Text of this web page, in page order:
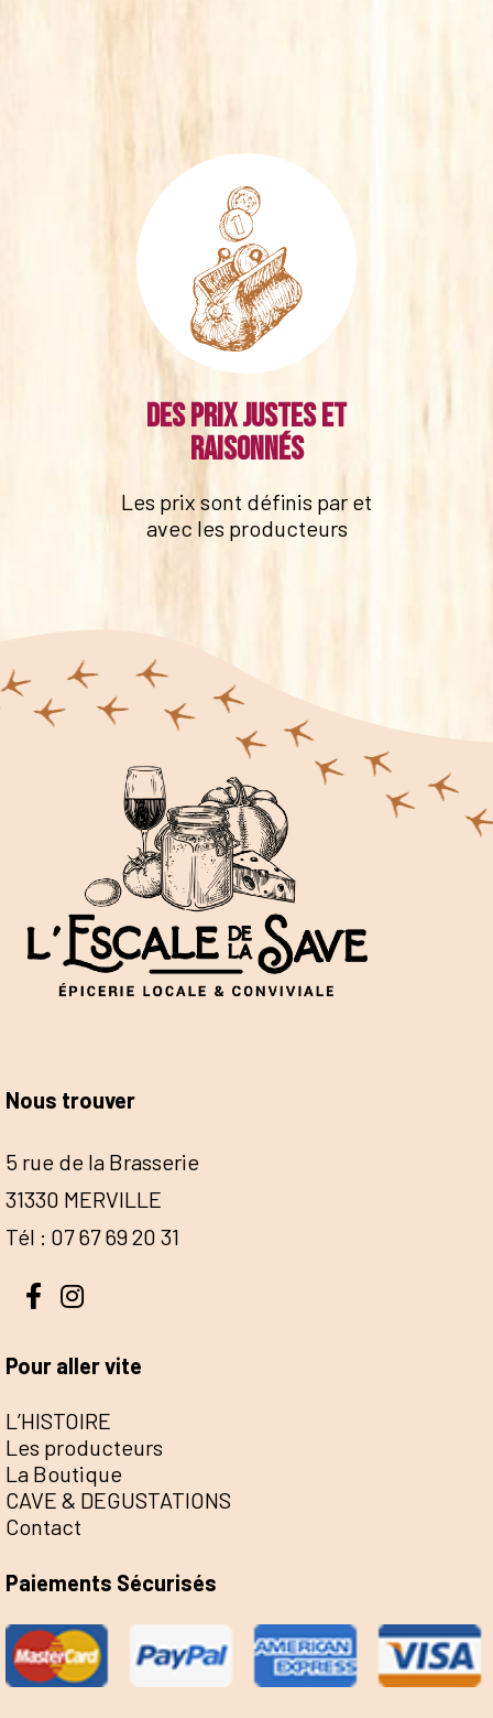
Des prix justes et
raisonnés
Les prix sont définis par et
avec les producteurs
Nous trouver
5 rue de la Brasserie
31330 MERVILLE
Tél : 07 67 69 20 31
Pour aller vite
L’HISTOIRE
Les producteurs
La Boutique
CAVE & DEGUSTATIONS
Contact
Paiements Sécurisés